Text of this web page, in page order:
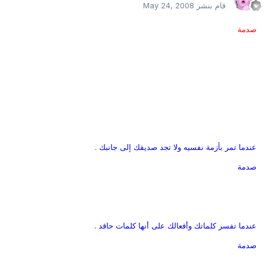
قام بنشر May 24, 2008
صدمة
عندما تمر بأزمة نفسيه ولا تجد صديقك إلى جانبك.
صدمة
عندما تفسر كلماتك وأفعالك على أنها كلمات حاقد .
صدمة